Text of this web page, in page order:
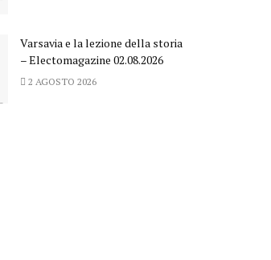
Varsavia e la lezione della storia
– Electomagazine 02.08.2026
2 AGOSTO 2026